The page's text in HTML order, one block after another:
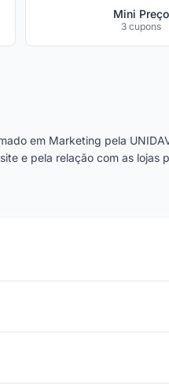
Mini Preço
3 cupons
em Marketing pela
e pela relação com as lojas